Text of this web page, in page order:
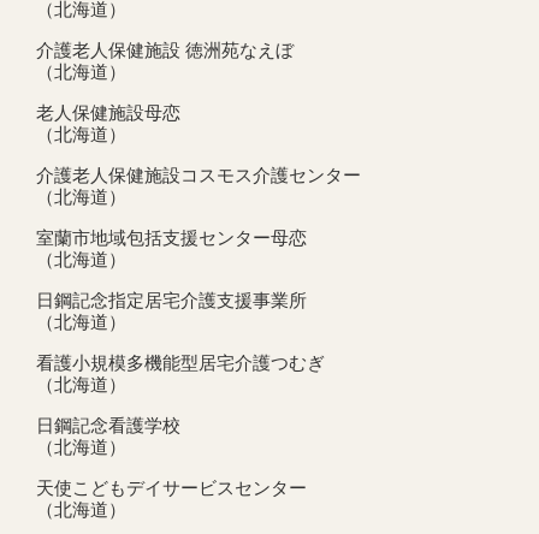
（北海道）
介護老人保健施設 徳洲苑なえぼ
（北海道）
老人保健施設母恋
（北海道）
介護老人保健施設コスモス介護センター
（北海道）
室蘭市地域包括支援センター母恋
（北海道）
日鋼記念指定居宅介護支援事業所
（北海道）
看護小規模多機能型居宅介護つむぎ
（北海道）
日鋼記念看護学校
（北海道）
天使こどもデイサービスセンター
（北海道）